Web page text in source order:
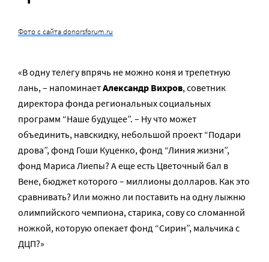
Фото с сайта donorsforum.ru
«В одну телегу впрячь не можно коня и трепетную
лань, – напоминаетАлександр Вихров, cоветник
директора фонда региональных социальных
программ “Наше будущее”. – Ну что может
объединить, навскидку, небольшой проект “Подари
дрова”, фонд Гоши Куценко, фонд “Линия жизни”,
фонд Мариса Лиепы? А еще есть Цветочный бал в
Вене, бюджет которого – миллионы долларов. Как это
сравнивать? Или можно ли поставить на одну лыжню
олимпийского чемпиона, старика, сову со сломанной
ножкой, которую опекает фонд “Сирин”, мальчика с
ДЦП?»